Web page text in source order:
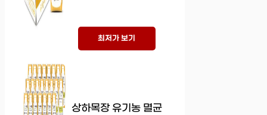
최저가 보기
상하목장 유기농 멸균